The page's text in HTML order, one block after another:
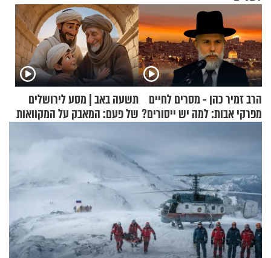
הרב זמיר כהן - מסרים לחיים
מפרקי אבות: למה יש ייסורים?
תשעה באב | מסע לירושלים
של פעם: המאבק על המקוואות